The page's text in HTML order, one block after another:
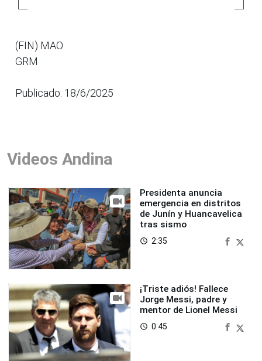
(FIN) MAO
GRM
Publicado: 18/6/2025
Videos Andina
Presidenta anuncia
emergencia en distritos
de Junín y Huancavelica
tras sismo
access_time 2:35
¡Triste adiós! Fallece
Jorge Messi, padre y
mentor de Lionel Messi
access_time 0:45